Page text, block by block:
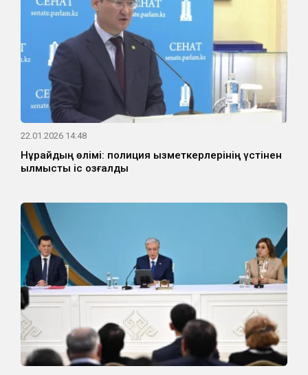
22.01.2026 14:48
Нұрайдың өлімі: полиция қызметкерлерінің үстінен
қылмыстық іс қозғалды